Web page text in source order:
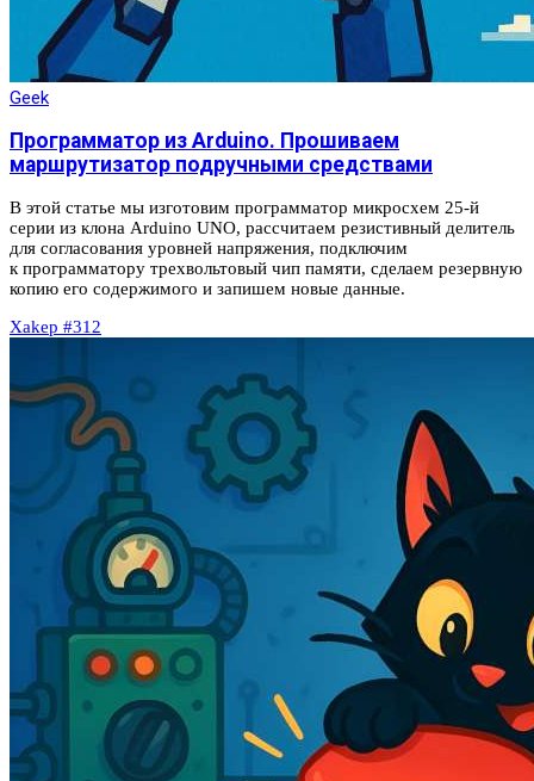
Geek
Программатор из Arduino. Прошиваем
маршрутизатор подручными средствами
В этой статье мы изготовим программатор микросхем 25-й
серии из клона Arduino UNO, рассчитаем резистивный делитель
для согласования уровней напряжения, подключим
к программатору трехвольтовый чип памяти, сделаем резервную
копию его содержимого и запишем новые данные.
Xakep #312